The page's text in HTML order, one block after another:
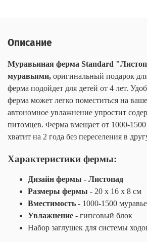
Описание
Муравьиная ферма Standard
муравьями, оригинальный подарок
ферма подойдет для детей от 4 лет.
ферма может легко поместиться на
автономное увлажнение упростит
питомцев. Ферма вмещает от 1000-1500
хватит на 2 года без переселения в
Характеристики фермы:
Дизайн фермы - Листопад
Размеры фермы - 20 х 16 х 8 см
Вместимость - 1000-1500
Увлажнение - гипсовый блок
Набор заглушек для системы